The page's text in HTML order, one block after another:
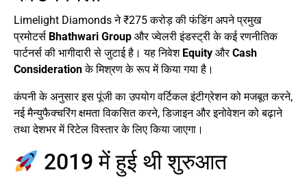
Limelight Diamonds ने ₹275 करोड़ की फंडिंग अपने प्रमुख
प्रमोटर्स Bhathwari Group और ज्वेलरी इंडस्ट्री के कई रणनीतिक
पार्टनर्स की भागीदारी से जुटाई है। यह निवेश Equity औरCash
Considerationके मिश्रण के रूप में किया गया है।
कंपनी के अनुसार इस पूंजी का उपयोग वर्टिकल इंटीग्रेशन को मजबूत करने,
नई मैन्युफैक्चरिंग क्षमता विकसित करने, डिजाइन और इनोवेशन को बढ़ाने
तथा देशभर में रिटेल विस्तार के लिए किया जाएगा।
2019 में हुई थी शुरुआत